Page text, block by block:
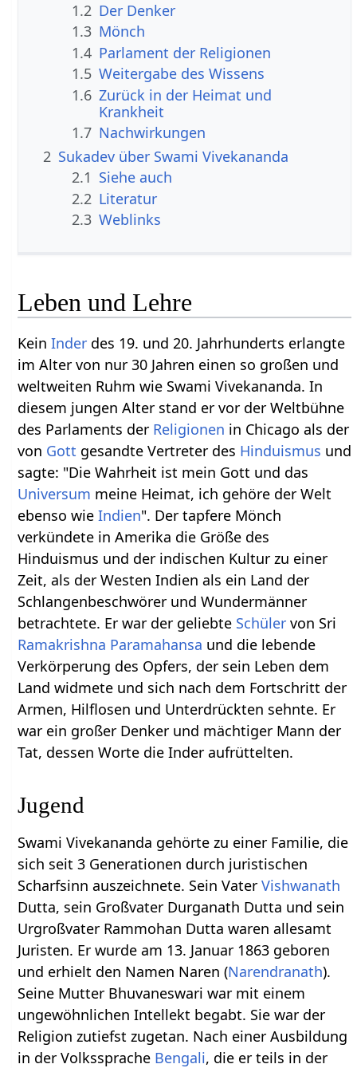
1.2 Der Denker
1.3 Mönch
1.4 Parlament der Religionen
1.5 Weitergabe des Wissens
1.6 Zurück in der Heimat und
Krankheit
1.7 Nachwirkungen
2 Sukadev über Swami Vivekananda
2.1 Siehe auch
2.2 Literatur
2.3 Weblinks
Leben und Lehre
KeinInder des 19. und 20. Jahrhunderts erlangte
im Alter von nur 30 Jahren einen so großen und
weltweiten Ruhm wie Swami Vivekananda. In
diesem jungen Alter stand er vor der Weltbühne
des Parlaments der Religionen in Chicago als der
von Gott gesandte Vertreter des Hinduismus und
sagte: "Die Wahrheit ist mein Gott und das
Universum meine Heimat, ich gehöre der Welt
ebenso wieIndien". Der tapfere Mönch
verkündete in Amerika die Größe des
Hinduismus und der indischen Kultur zu einer
Zeit, als der Westen Indien als ein Land der
Schlangenbeschwörer und Wundermänner
betrachtete. Er war der geliebte Schüler von Sri
Ramakrishna Paramahansa und die lebende
Verkörperung des Opfers, der sein Leben dem
Land widmete und sich nach dem Fortschritt der
Armen, Hilflosen und Unterdrückten sehnte. Er
war ein großer Denker und mächtiger Mann der
Tat, dessen Worte die Inder aufrüttelten.
Jugend
Swami Vivekananda gehörte zu einer Familie, die
sich seit 3 Generationen durch juristischen
Scharfsinn auszeichnete. Sein VaterVishwanath
Dutta, sein Großvater Durganath Dutta und sein
Urgroßvater Rammohan Dutta waren allesamt
Juristen. Er wurde am 13. Januar 1863 geboren
und erhielt den Namen Naren (Narendranath).
Seine Mutter Bhuvaneswari war mit einem
ungewöhnlichen Intellekt begabt. Sie war der
Religion zutiefst zugetan. Nach einer Ausbildung
in der Volkssprache Bengali, die er teils in der